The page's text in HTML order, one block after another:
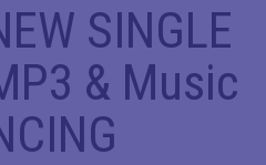
SINGLE​
&​ Music